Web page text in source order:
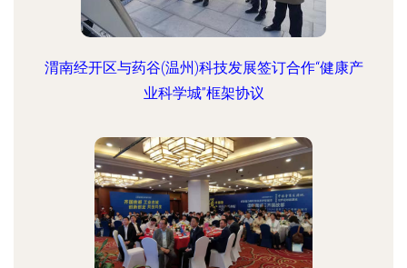
渭南经开区与药谷(温州)科技发展签订合作“健康产
业科学城”框架协议